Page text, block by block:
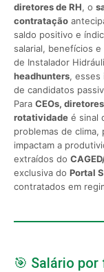
diretores de RH, o
contratação
saldo positivo e
salarial, benefícios
de Instalador
headhunters, esses
de candidatos
Para CEOs,
rotatividade é sinal
problemas de clima,
impactam a
extraídos do
exclusiva do Portal
contratados em
🎯 Salário